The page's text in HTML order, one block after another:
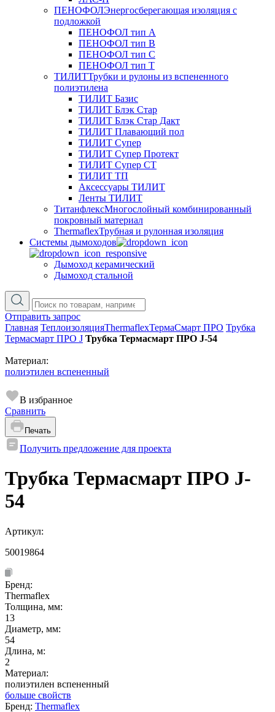
ПЕНОФОЛЭнергосберегающая изоляция с
подложкой
ПЕНОФОЛ тип А
ПЕНОФОЛ тип B
ПЕНОФОЛ тип C
ПЕНОФОЛ тип T
ТИЛИТТрубки и рулоны из вспененного
полиэтилена
ТИЛИТ Базис
ТИЛИТ Блэк Стар
ТИЛИТ Блэк Стар Дакт
ТИЛИТ Плавающий пол
ТИЛИТ Супер
ТИЛИТ Супер Протект
ТИЛИТ Супер СТ
ТИЛИТ ТП
Аксессуары ТИЛИТ
Ленты ТИЛИТ
ТитанфлексМногослойный комбинированный
покровный материал
ThermaflexТрубная и рулонная изоляция
Cистемы дымоходов
Дымоход керамический
Дымоход стальной
Отправить запрос
Главная ТеплоизоляцияThermaflexТермаСмарт ПРО Трубка
Термасмарт ПРО J Трубка Термасмарт ПРО J-54
Материал:
полиэтилен вспененный
В избранное
Сравнить
Печать
Получить предложение для проекта
Трубка Термасмарт ПРО J-
54
Артикул:
50019864
Бренд:
Thermaflex
Толщина, мм:
13
Диаметр, мм:
54
Длина, м:
2
Материал:
полиэтилен вспененный
больше свойств
Бренд: Thermaflex